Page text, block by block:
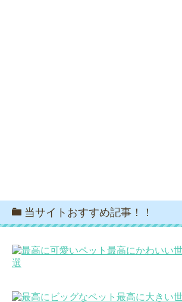
当サイトおすすめ記事！！
最高にかわいい
選
最高に大きい